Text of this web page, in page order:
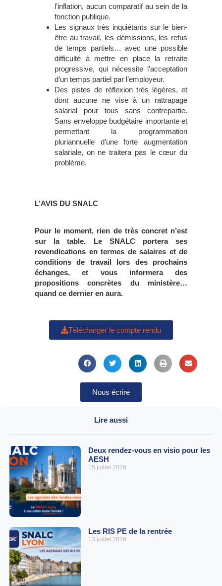
l’inflation, aucun comparatif au sein de la
fonction publique.
Les signaux très inquiétants sur le bien-
être au travail, les démissions, les refus
de temps partiels… avec une possible
difficulté à mettre en place la retraite
progressive, qui nécessite l’acceptation
d’un temps partiel par l’employeur.
Des pistes de réflexion très légères, et
dont aucune ne vise à un rattrapage
salarial pour tous sans contrepartie.
Sans enveloppe budgétaire importante et
permettant la programmation
pluriannuelle d’une forte augmentation
salariale, on ne traitera pas le cœur du
problème.
L’AVIS DU SNALC
Pour le moment, rien de très concret n’est
sur la table. Le SNALC portera ses
revendications en termes de salaires et de
conditions de travail lors des prochains
échanges, et vous informera des
propositions concrètes du ministère…
quand ce dernier en aura.
Télécharger le compte rendu
Nous écrire
Lire aussi
Deux rendez-vous en visio pour les
AESH
15 juillet 2026
Les RIS PE de la rentrée
13 juillet 2026